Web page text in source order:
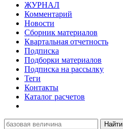
ЖУРНАЛ
Комментарий
Новости
Сборник материалов
Квартальная отчетность
Подписка
Подборки материалов
Подписка на рассылку
Теги
Контакты
Каталог расчетов
Найти